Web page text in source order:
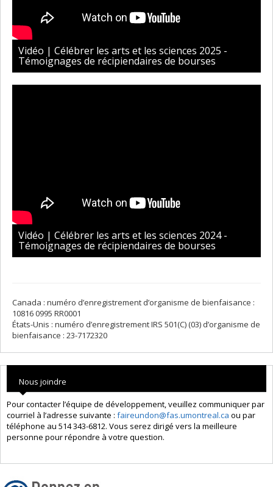
Vidéo | Célébrer les arts et les sciences 2025 -
Témoignages de récipiendaires de bourses
Vidéo | Célébrer les arts et les sciences 2024 -
Témoignages de récipiendaires de bourses
Canada : numéro d’enregistrement d’organisme de bienfaisance :
10816 0995 RR0001
États-Unis : numéro d’enregistrement IRS 501(C) (03) d’organisme de
bienfaisance : 23-7172320
Nous joindre
Pour contacter l’équipe de développement, veuillez communiquer par
courriel à l’adresse suivante : faireundon@fas.umontreal.ca ou par
téléphone au 514 343-6812. Vous serez dirigé vers la meilleure
personne pour répondre à votre question.